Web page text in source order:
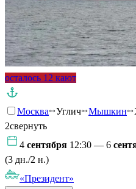
осталось 12 кают
Москва Углич Мышкин
2свернуть
4 сентября 12:30 — 6
(3 дн./2 н.)
«Президент»